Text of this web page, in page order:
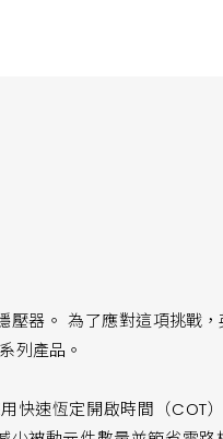
壓器。 為了應對這項挑戰
列產品。
快速恆定開啟時間（COT